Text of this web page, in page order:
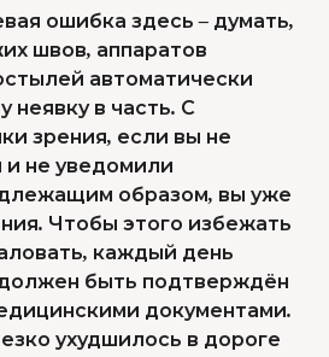
ошибка здесь – думать,
швов, аппаратов
автоматически
неявку в часть. С
зрения, если вы не
не уведомили
образом, вы уже
Чтобы этого избежать
каждый день
быть подтверждён
документами.
ухудшилось в дороге